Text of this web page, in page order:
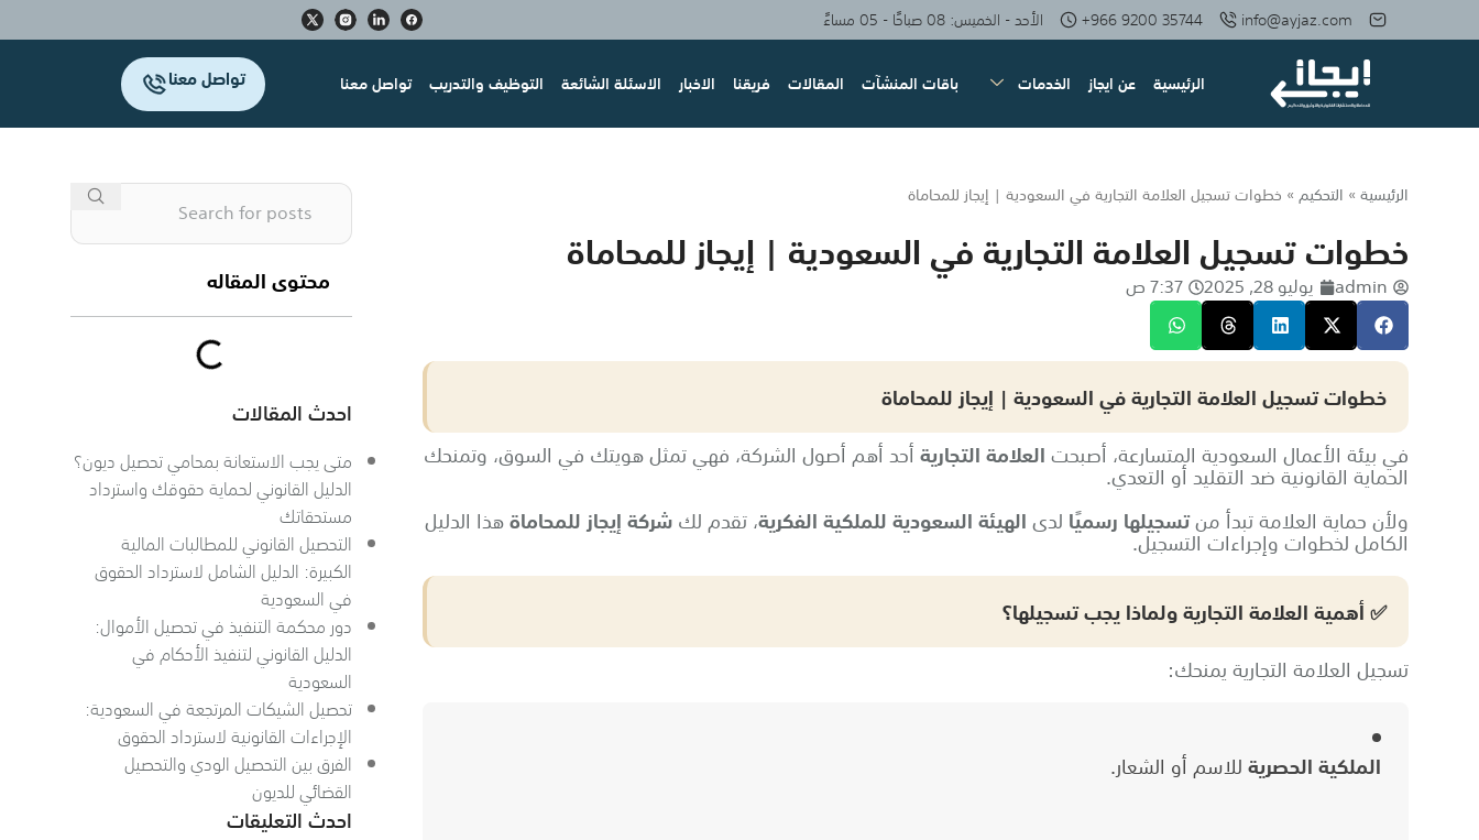
info@ayjaz.com
+966 9200 35744 الأحد - الخميس: 08 صباحًا - 05 مساءً
الرئيسية عن ايجاز الخدمات باقات المنشآت المقالات فريقنا الاخبار الاسئلة الشائعة التوظيف والتدريب تواصل معنا تواصل معنا
الرئيسية» التحكيم» خطوات تسجيل العلامة التجارية في السعودية | إيجاز للمحاماة
خطوات تسجيل العلامة التجارية في السعودية | إيجاز للمحاماة
admin يوليو 28, 2025 7:37 ص
خطوات تسجيل العلامة التجارية في السعودية | إيجاز للمحاماة
في بيئة الأعمال السعودية المتسارعة، أصبحتالعلامة التجاريةأحد أهم أصول الشركة، فهي تمثل هويتك في السوق، وتمنحك
الحماية القانونية ضد التقليد أو التعدي.
ولأن حماية العلامة تبدأ منتسجيلها رسميًا لدىالهيئة السعودية للملكية الفكرية، تقدم لكشركة إيجاز للمحاماةهذا الدليل
الكامل لخطوات وإجراءات التسجيل.
✅ أهمية العلامة التجارية ولماذا يجب تسجيلها؟
تسجيل العلامة التجارية يمنحك:
الملكية الحصريةللاسم أو الشعار.
محتوى المقاله
احدث المقالات
متى يجب الاستعانة بمحامي تحصيل ديون؟
الدليل القانوني لحماية حقوقك واسترداد
مستحقاتك
التحصيل القانوني للمطالبات المالية
الكبيرة: الدليل الشامل لاسترداد الحقوق
في السعودية
دور محكمة التنفيذ في تحصيل الأموال:
الدليل القانوني لتنفيذ الأحكام في
السعودية
تحصيل الشيكات المرتجعة في السعودية:
الإجراءات القانونية لاسترداد الحقوق
الفرق بين التحصيل الودي والتحصيل
القضائي للديون
احدث التعليقات